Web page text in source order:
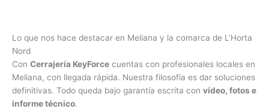
Lo que nos hace destacar en Meliana y la comarca de L’Horta
Nord
Con Cerrajería KeyForce cuentas con profesionales locales en
Meliana, con llegada rápida. Nuestra filosofía es dar soluciones
definitivas. Todo queda bajo garantía escrita con vídeo, fotos e
informe técnico.